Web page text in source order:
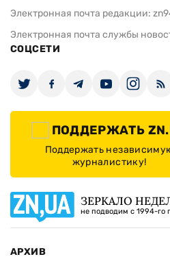
Электронная почта редакции:
Электронная почта службы
СОЦСЕТИ
ПОДДЕРЖАТЬ
Поддержать
журналистику!
ЗЕРКАЛО
не подводим с 1994-го
АРХИВ